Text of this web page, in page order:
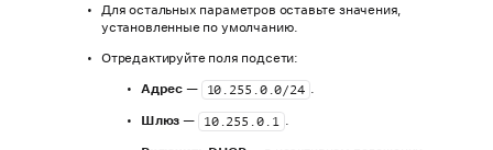
Для остальных параметров оставьте значения,
установленные по умолчанию.
Отредактируйте поля подсети:
Адрес — 10.255.0.0/24 .
Шлюз — 10.255.0.1 .